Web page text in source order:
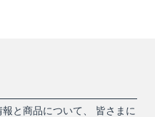
と商品について、 皆さまに